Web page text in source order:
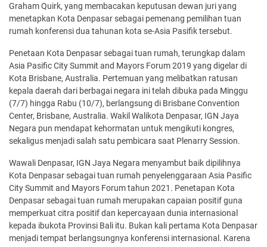
Graham Quirk, yang membacakan keputusan dewan juri yang
menetapkan Kota Denpasar sebagai pemenang pemilihan tuan
rumah konferensi dua tahunan kota se-Asia Pasifik tersebut.
Penetaan Kota Denpasar sebagai tuan rumah, terungkap dalam
Asia Pasific City Summit and Mayors Forum 2019 yang digelar di
Kota Brisbane, Australia. Pertemuan yang melibatkan ratusan
kepala daerah dari berbagai negara ini telah dibuka pada Minggu
(7/7) hingga Rabu (10/7), berlangsung di Brisbane Convention
Center, Brisbane, Australia. Wakil Walikota Denpasar, IGN Jaya
Negara pun mendapat kehormatan untuk mengikuti kongres,
sekaligus menjadi salah satu pembicara saat Plenarry Session.
Wawali Denpasar, IGN Jaya Negara menyambut baik dipilihnya
Kota Denpasar sebagai tuan rumah penyelenggaraan Asia Pasific
City Summit and Mayors Forum tahun 2021. Penetapan Kota
Denpasar sebagai tuan rumah merupakan capaian positif guna
memperkuat citra positif dan kepercayaan dunia internasional
kepada ibukota Provinsi Bali itu. Bukan kali pertama Kota Denpasar
menjadi tempat berlangsungnya konferensi internasional. Karena